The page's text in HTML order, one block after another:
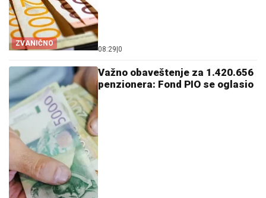
ZVANIČNO
08:29 0
Važno obaveštenje za 1.420.656
penzionera: Fond PIO se oglasio